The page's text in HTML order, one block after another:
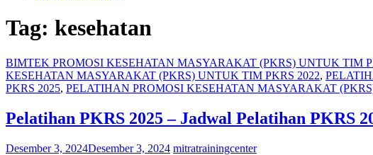
Tag: kesehatan
BIMTEK PROMOSI KESEHATAN MASYARAKAT (PKRS) UNTUK TIM
KESEHATAN MASYARAKAT (PKRS) UNTUK TIM PKRS 2022,
PKRS 2025, PELATIHAN PROMOSI KESEHATAN MASYARAKAT
Pelatihan PKRS 2025 – Jadwal Pelatihan PKRS
Desember 3, 2024Desember 3, 2024 mitratrainingcenter